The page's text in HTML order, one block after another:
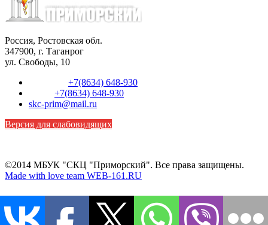
Россия, Ростовская обл.
347900, г. Таганрог
ул. Свободы, 10
+7(8634) 648-930
+7(8634) 648-930
skc-prim@mail.ru
Версия для слабовидящих
©2014 МБУК "СКЦ "Приморский". Все права защищены.
Made with love team WEB-161.RU